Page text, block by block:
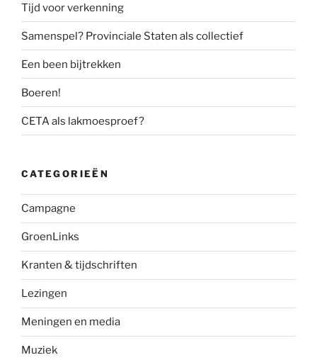
Tijd voor verkenning
Samenspel? Provinciale Staten als collectief
Een been bijtrekken
Boeren!
CETA als lakmoesproef?
CATEGORIEËN
Campagne
GroenLinks
Kranten & tijdschriften
Lezingen
Meningen en media
Muziek